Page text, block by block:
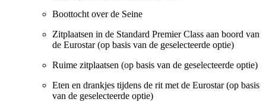
Boottocht over de Seine
Zitplaatsen in de Standard Premier Class aan boord van
de Eurostar (op basis van de geselecteerde optie)
Ruime zitplaatsen (op basis van de geselecteerde optie)
Eten en drankjes tijdens de rit met de Eurostar (op basis
van de geselecteerde optie)